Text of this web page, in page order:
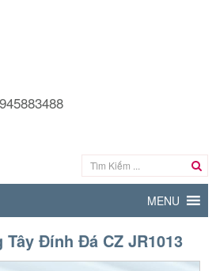
MENU
Tây Đính Đá CZ JR1013